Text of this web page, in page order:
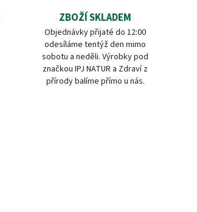
ZBOŽÍ SKLADEM
Objednávky přijaté do 12:00
odesíláme tentýž den mimo
sobotu a neděli. Výrobky pod
značkou IPJ NATUR a Zdraví z
přírody balíme přímo u nás.